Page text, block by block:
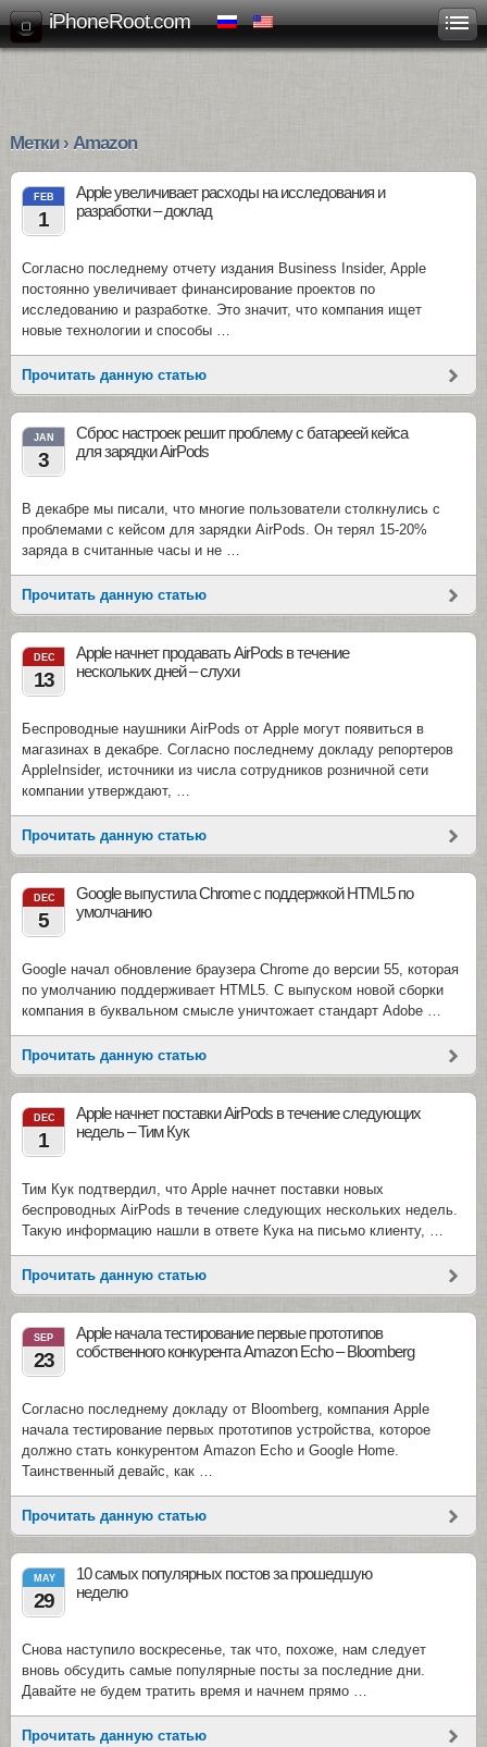
iPhoneRoot.com
Метки › Amazon
FEB
1
Apple увеличивает расходы на исследования и
разработки – доклад
Согласно последнему отчету издания Business Insider, Apple
постоянно увеличивает финансирование проектов по
исследованию и разработке. Это значит, что компания ищет
новые технологии и способы …
Прочитать данную статью
JAN
3
Сброс настроек решит проблему с батареей кейса
для зарядки AirPods
В декабре мы писали, что многие пользователи столкнулись с
проблемами с кейсом для зарядки AirPods. Он терял 15-20%
заряда в считанные часы и не …
Прочитать данную статью
DEC
13
Apple начнет продавать AirPods в течение
нескольких дней – слухи
Беспроводные наушники AirPods от Apple могут появиться в
магазинах в декабре. Согласно последнему докладу репортеров
AppleInsider, источники из числа сотрудников розничной сети
компании утверждают, …
Прочитать данную статью
DEC
5
Google выпустила Chrome с поддержкой HTML5 по
умолчанию
Google начал обновление браузера Chrome до версии 55, которая
по умолчанию поддерживает HTML5. С выпуском новой сборки
компания в буквальном смысле уничтожает стандарт Adobe …
Прочитать данную статью
DEC
1
Apple начнет поставки AirPods в течение следующих
недель – Тим Кук
Тим Кук подтвердил, что Apple начнет поставки новых
беспроводных AirPods в течение следующих нескольких недель.
Такую информацию нашли в ответе Кука на письмо клиенту, …
Прочитать данную статью
SEP
23
Apple начала тестирование первые прототипов
собственного конкурента Amazon Echo – Bloomberg
Согласно последнему докладу от Bloomberg, компания Apple
начала тестирование первых прототипов устройства, которое
должно стать конкурентом Amazon Echo и Google Home.
Таинственный девайс, как …
Прочитать данную статью
MAY
29
10 самых популярных постов за прошедшую
неделю
Снова наступило воскресенье, так что, похоже, нам следует
вновь обсудить самые популярные посты за последние дни.
Давайте не будем тратить время и начнем прямо …
Прочитать данную статью